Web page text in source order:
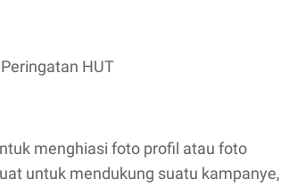
HUT
menghiasi foto profil atau foto
untuk mendukung suatu kampanye,